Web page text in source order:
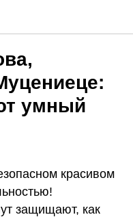
умный
красивом
защищают, как